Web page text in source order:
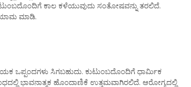
ಕಾಲ ಕಳೆಯುವುದು ಸಂತೋಷವನ್ನು ತರಲಿದೆ.
ಮಾಡಿ.
ಒಪ್ಪಂದಗಳು ಸಿಗಬಹುದು. ಕುಟುಂಬದೊಂದಿಗೆ ಧಾರ್ಮಿಕ
ಭಾವನಾತ್ಮಕ ಹೊಂದಾಣಿಕೆ ಉತ್ತಮವಾಗಿರಲಿದೆ. ಆರೋಗ್ಯದಲ್ಲಿ